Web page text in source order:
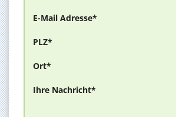
E-Mail Adresse*
PLZ*
Ort*
Ihre Nachricht*